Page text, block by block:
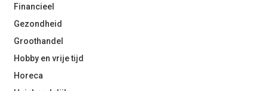
Financieel
Gezondheid
Groothandel
Hobby en vrije tijd
Horeca